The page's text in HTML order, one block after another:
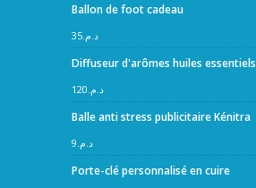
Ballon de foot cadeau
د.م.35
Diffuseur d'arômes huiles essentiels
د.م. 120
Balle anti stress publicitaire Kénitra
د.م. 9
Porte-clé personnalisé en cuire